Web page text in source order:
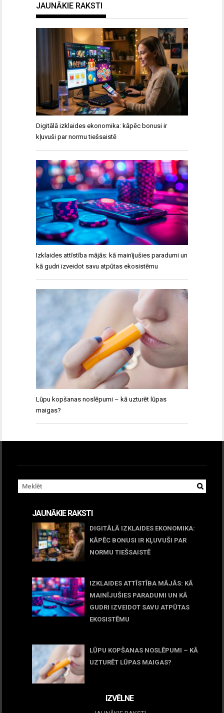
JAUNĀKIE RAKSTI
Digitālā izklaides ekonomika: kāpēc bonusi ir
kļuvuši par normu tiešsaistē
Izklaides attīstība mājās: kā mainījušies paradumi un
kā gudri izveidot savu atpūtas ekosistēmu
Lūpu kopšanas noslēpumi – kā uzturēt lūpas
maigas?
JAUNĀKIE RAKSTI
DIGITĀLĀ IZKLAIDES EKONOMIKA:
KĀPĒC BONUSI IR KĻUVUŠI PAR
NORMU TIEŠSAISTĒ
IZKLAIDES ATTĪSTĪBA MĀJĀS: KĀ
MAINĪJUŠIES PARADUMI UN KĀ
GUDRI IZVEIDOT SAVU ATPŪTAS
EKOSISTĒMU
LŪPU KOPŠANAS NOSLĒPUMI – KĀ
UZTURĒT LŪPAS MAIGAS?
IZVĒLNE